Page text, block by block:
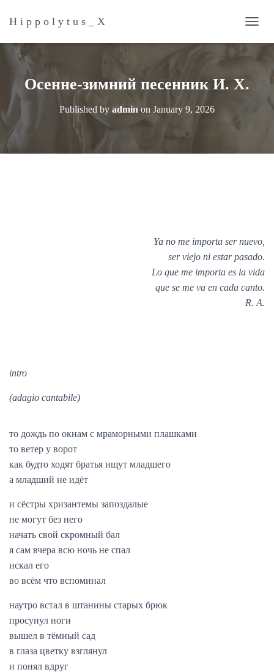
H i p p o l y t u s _ Х
O
Осенне-зимний песенник И. X.
Published by adminon January 9, 2026
Ya no me importa ser nuevo,
ser viejo ni estar pasado.
Lo que me importa es la vida
que se me va en cada canto.
R. A.
intro
(adagio cantabile)
то дождь по окнам с мраморными плашками
то ветер у ворот
как будто ходят братья ищут младшего
а младший не идёт
и сёстры хризантемы запоздалые
не могут без него
начать свой скромный бал
я сам вчера всю ночь не спал
искал его
во всём что вспоминал
наутро встал в штанины старых брюк
просунул ноги
вышел в тёмный сад
в глаза цветку взглянул
и понял вдруг